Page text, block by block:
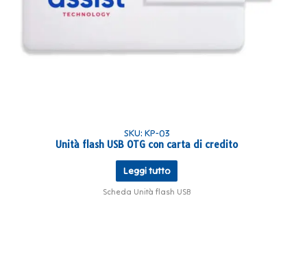
SKU: KP-03
Unità flash USB OTG con carta di credito
Leggi tutto
Scheda Unità flash USB